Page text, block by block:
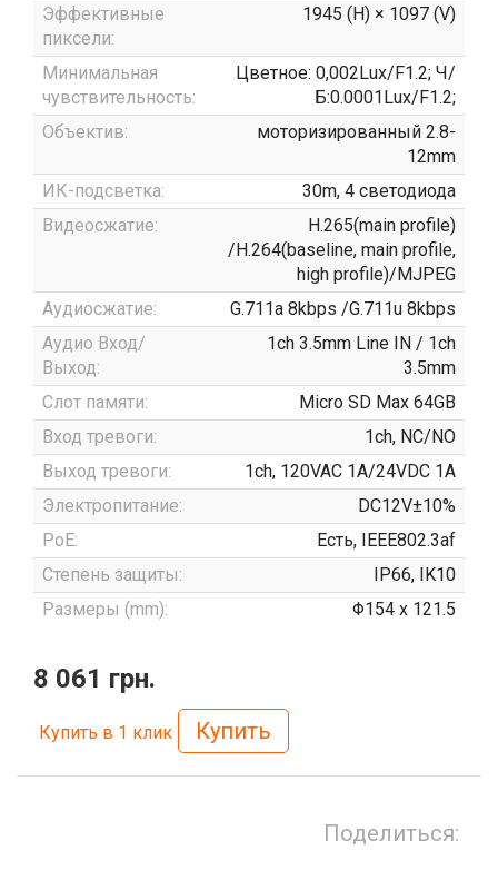
Эффективные
пиксели:
1945 (H) × 1097 (V)
Минимальная
чувствительность:
Цветное: 0,002Lux/F1.2; Ч/
Б:0.0001Lux/F1.2;
Объектив:
моторизированный 2.8-
12mm
ИК-подсветка:
30m, 4 светодиода
Видеосжатие:
H.265(main profile)
/H.264(baseline, main profile,
high profile)/MJPEG
Аудиосжатие:
G.711a 8kbps /G.711u 8kbps
Аудио Вход/
Выход:
1ch 3.5mm Line IN / 1ch
3.5mm
Слот памяти:
Micro SD Max 64GB
Вход тревоги:
1ch, NC/NO
Выход тревоги:
1ch, 120VAC 1A/24VDC 1A
Электропитание:
DC12V±10%
PoE:
Есть, IEEE802.3af
Степень защиты:
IP66, IK10
Размеры (mm):
Φ154 x 121.5
8 061 грн.
Купить в 1 клик Купить
Поделиться: